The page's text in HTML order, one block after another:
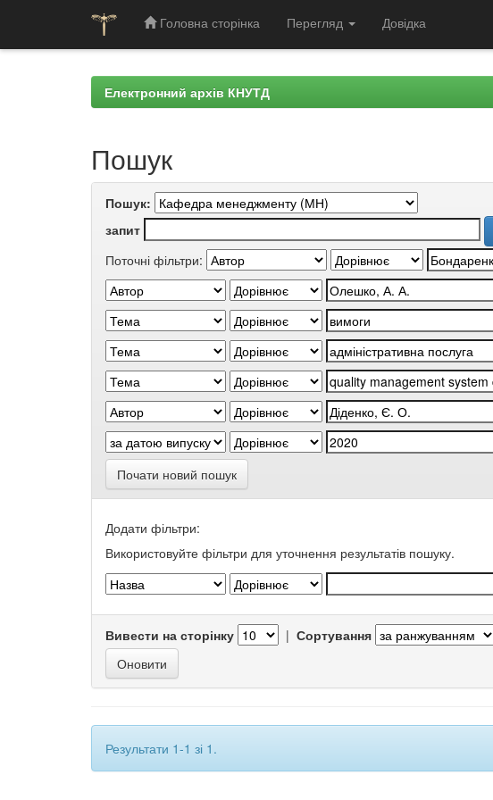
Головна сторінка Перегляд Довідка
Електронний архів КНУТД
Пошук
Пошук:
запит
Поточні фільтри:
Почати новий пошук
Додати фільтри:
Використовуйте фільтри для уточнення результатів пошуку.
Вивести на сторінку | Сортування
Результати 1-1 зі 1.